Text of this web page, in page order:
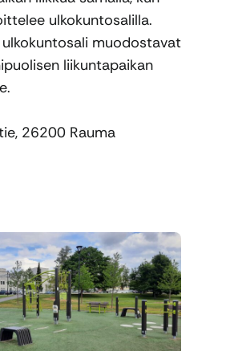
ulkokuntosalilla.
muodostavat
liikuntapaikan
26200 Rauma